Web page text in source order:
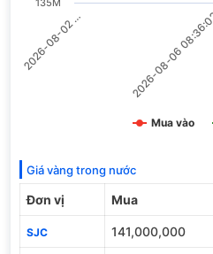
Mua vào
2026-08-02 … 2026-08-06 08:36:02
Giá vàng trong nước
Đơn vị Mua
SJC 141,000,000